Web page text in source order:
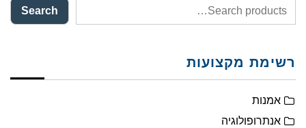
Search
רשימת מקצועות
אמנות
אנתרופולוגיה